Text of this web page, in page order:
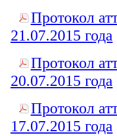
Протокол
21.07.2015 года
Протокол
20.07.2015 года
Протокол
17.07.2015 года